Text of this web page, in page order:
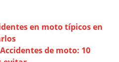
en moto típicos en
Accidentes de moto: 10